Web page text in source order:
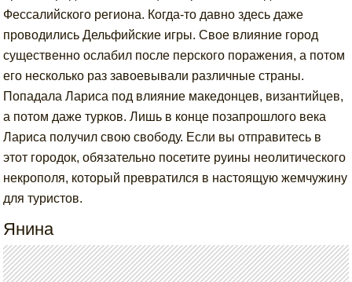
Фессалийского региона. Когда-то давно здесь даже
проводились Дельфийские игры. Свое влияние город
существенно ослабил после перского поражения, а потом
его несколько раз завоевывали различные страны.
Попадала Лариса под влияние македонцев, византийцев,
а потом даже турков. Лишь в конце позапрошлого века
Лариса получил свою свободу. Если вы отправитесь в
этот городок, обязательно посетите руины неолитического
некрополя, который превратился в настоящую жемчужину
для туристов.
Янина